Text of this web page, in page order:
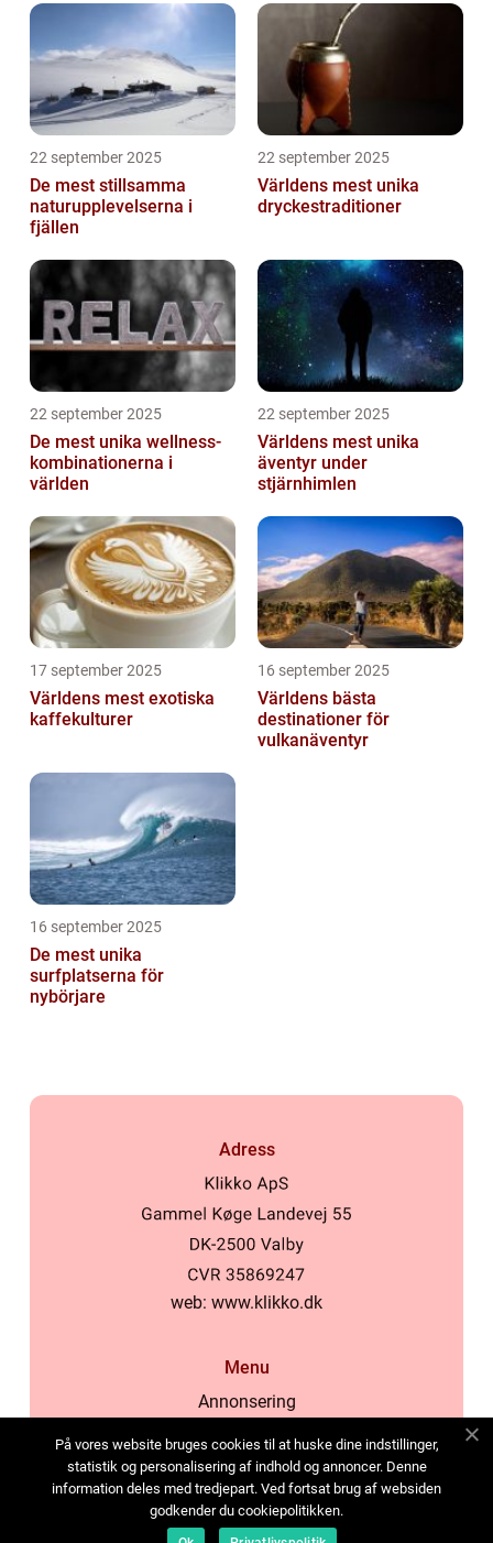
22 september 2025
De mest stillsamma
naturupplevelserna i
fjällen
22 september 2025
Världens mest unika
dryckestraditioner
22 september 2025
De mest unika wellness-
kombinationerna i
världen
22 september 2025
Världens mest unika
äventyr under
stjärnhimlen
17 september 2025
Världens mest exotiska
kaffekulturer
16 september 2025
Världens bästa
destinationer för
vulkanäventyr
16 september 2025
De mest unika
surfplatserna för
nybörjare
Adress
web: www.klikko.dk
Menu
Annonsering
Cookies
Kontakta oss
Sitemap
På vores website bruges cookies til at huske dine indstillinger,
statistik og personalisering af indhold og annoncer. Denne
information deles med tredjepart. Ved fortsat brug af websiden
godkender du cookiepolitikken.